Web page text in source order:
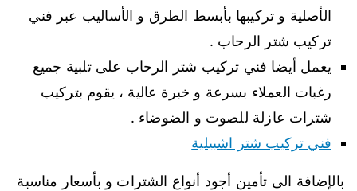
الأصلية و تركيبها بأبسط الطرق و الأساليب عبر فني
تركيب شتر الرحاب .
يعمل أيضا فني تركيب شتر الرحاب على تلبية جميع
رغبات العملاء بسرعة و خبرة عالية ، يقوم بتركيب
شترات عازلة للصوت و الضوضاء .
فني تركيب شتر اشبيلية
بالإضافة الى تأمين أجود أنواع الشترات و بأسعار مناسبة